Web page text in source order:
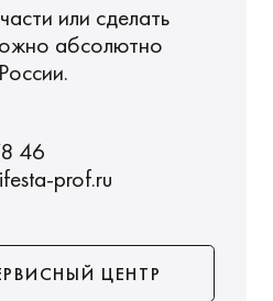
или сделать
абсолютно
46
prof.ru
ЦЕНТР